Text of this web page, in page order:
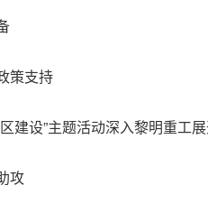
策支持
建设”主题活动深入黎明重工展
攻